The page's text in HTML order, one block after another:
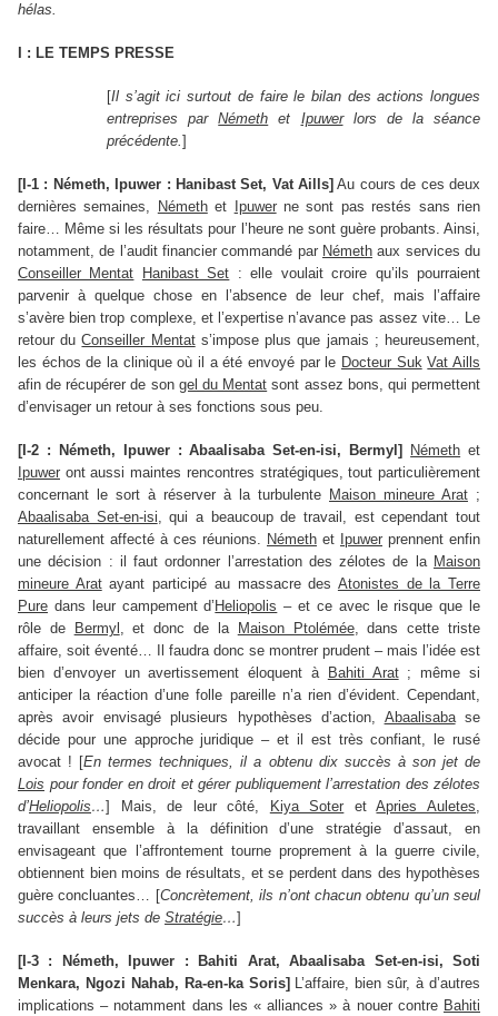
hélas.
I : LE TEMPS PRESSE
[Il s’agit ici surtout de faire le bilan des actions longues
entreprises parNémeth et Ipuwerlors de la séance
précédente.]
[I-1 : Németh, Ipuwer : Hanibast Set, Vat Aills] Au cours de ces deux
dernières semaines,
Némethet Ipuwerne sont pas restés sans rien
faire… Même si les résultats pour l’heure ne sont guère probants. Ainsi,
notamment, de l’audit financier commandé par Németh aux services du
Conseiller Mentat
Hanibast Set : elle voulait croire qu’ils pourraient
parvenir à quelque chose en l’absence de leur chef, mais l’affaire
s’avère bien trop complexe, et l’expertise n’avance pas assez vite… Le
retour duConseiller Mentats’impose plus que jamais ; heureusement,
les échos de la clinique où il a été envoyé par le Docteur Suk Vat Aills
afin de récupérer de son gel du Mentat sont assez bons, qui permettent
d’envisager un retour à ses fonctions sous peu.
[I-2 : Németh, Ipuwer : Abaalisaba Set-en-isi, Bermyl] Németh et
Ipuwer ont aussi maintes rencontres stratégiques, tout particulièrement
concernant le sort à réserver à la turbulente Maison mineure Arat ;
Abaalisaba Set-en-isi, qui a beaucoup de travail, est cependant tout
naturellement affecté à ces réunions. Németh et Ipuwer prennent enfin
une décision : il faut ordonner l’arrestation des zélotes de la Maison
mineure Aratayant participé au massacre des Atonistes de la Terre
Pure dans leur campement d’ Heliopolis – et ce avec le risque que le
rôle de
Bermyl , et donc de la Maison Ptolémée, dans cette triste
affaire, soit éventé… Il faudra donc se montrer prudent – mais l’idée est
bien d’envoyer un avertissement éloquent à Bahiti Arat; même si
anticiper la réaction d’une folle pareille n’a rien d’évident. Cependant,
après avoir envisagé plusieurs hypothèses d’action, Abaalisabase
décide pour une approche juridique – et il est très confiant, le rusé
avocat ! [En termes techniques, il a obtenu dix succès à son jet de
Lois pour fonder en droit et gérer publiquement l’arrestation des zélotes
d’Heliopolis…] Mais, de leur côté, Kiya Soter etApries Auletes,
travaillant ensemble à la définition d’une stratégie d’assaut, en
envisageant que l’affrontement tourne proprement à la guerre civile,
obtiennent bien moins de résultats, et se perdent dans des hypothèses
guère concluantes… [Concrètement, ils n’ont chacun obtenu qu’un seul
succès à leurs jets de Stratégie…]
[I-3 : Németh, Ipuwer : Bahiti Arat, Abaalisaba Set-en-isi, Soti
Menkara, Ngozi Nahab, Ra-en-ka Soris] L’affaire, bien sûr, à d’autres
implications – notamment dans les « alliances » à nouer contre Bahiti